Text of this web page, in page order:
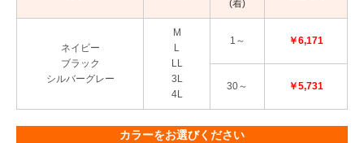
(着)
ネイビー
ブラック
シルバーグレー
M
L
LL
3L
4L
1～ ￥6,171
30～ ￥5,731
カラーをお選びください